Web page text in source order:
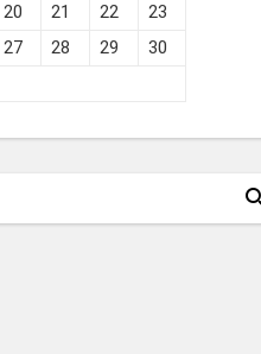
20 21 22
23
27 28 29
30